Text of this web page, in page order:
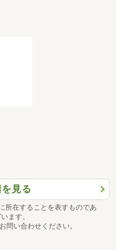
見る
所在することを表すものであ
ます。
問い合わせください。